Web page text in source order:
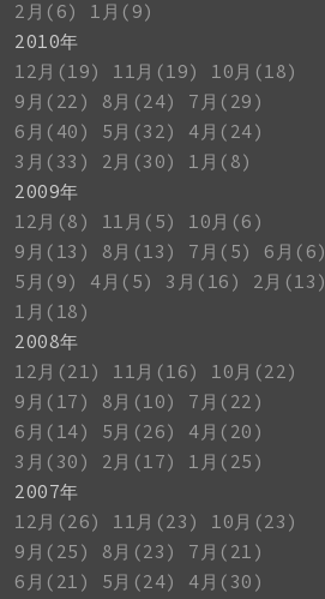
2月(6)
1月(9)
2010年
12月(19)
11月(19)
10月(18)
9月(22)
8月(24)
7月(29)
6月(40)
5月(32)
4月(24)
3月(33)
2月(30)
1月(8)
2009年
12月(8)
11月(5)
10月(6)
9月(13)
8月(13) 7月(5)
6月(6)
5月(9)
4月(5) 3月(16)
2月(13)
1月(18)
2008年
12月(21)
11月(16)
10月(22)
9月(17)
8月(10)
7月(22)
6月(14)
5月(26)
4月(20)
3月(30)
2月(17)
1月(25)
2007年
12月(26)
11月(23)
10月(23)
9月(25)
8月(23)
7月(21)
6月(21)
5月(24)
4月(30)